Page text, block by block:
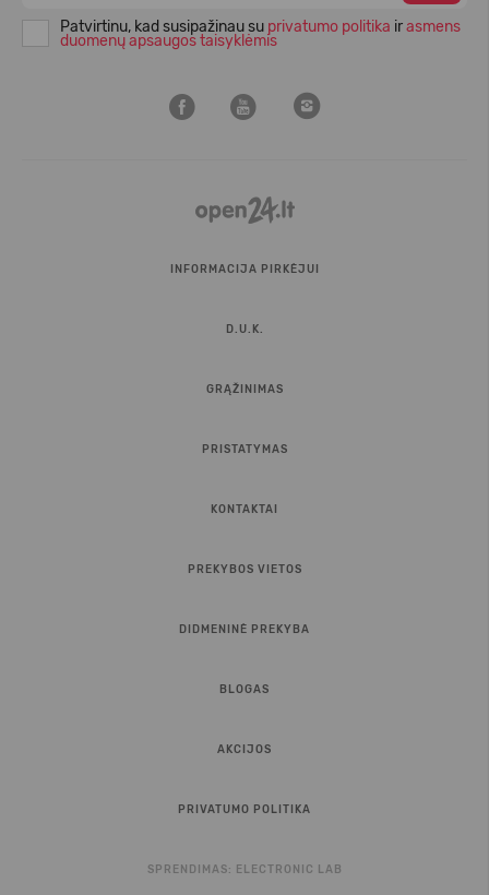
Patvirtinu, kad susipažinau su privatumo politika irasmens
duomenų apsaugos taisyklėmis
INFORMACIJA PIRKĖJUI
D.U.K.
GRĄŽINIMAS
PRISTATYMAS
KONTAKTAI
PREKYBOS VIETOS
DIDMENINĖ PREKYBA
BLOGAS
AKCIJOS
PRIVATUMO POLITIKA
SPRENDIMAS: ELECTRONIC LAB